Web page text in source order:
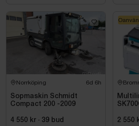
Norrköping 6d 6h
Sopmaskin Schmidt
Compact 200 -2009
4 550 kr · 39 bud 2 550